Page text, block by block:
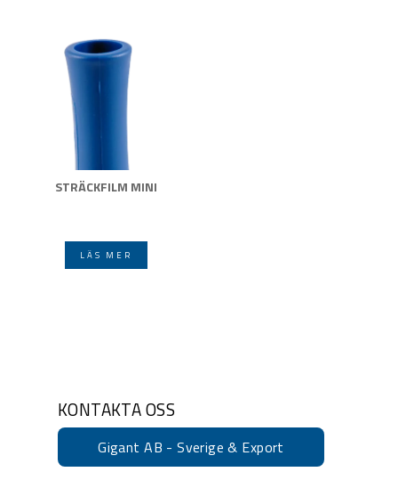
STRÄCKFILM MINI
LÄS MER
KONTAKTA OSS
Gigant AB - Sverige & Export